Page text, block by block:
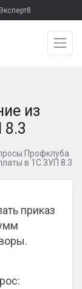
из
8.3
Профклуба
в 1С ЗУП 8.3
приказ